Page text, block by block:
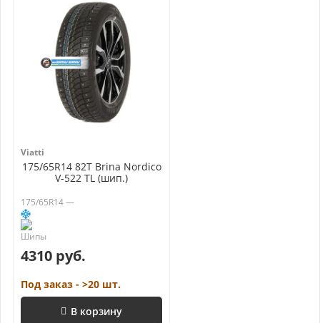
Viatti
175/65R14 82T Brina Nordico
V-522 TL (шип.)
175/65R14 —
4310 руб.
Под заказ - >20 шт.
В корзину